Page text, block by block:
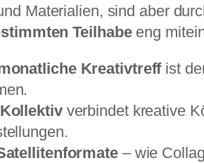
Materialien, sind aber
Teilhabeeng
Kreativtreffist
Kollektivverbindet kreative
– wie